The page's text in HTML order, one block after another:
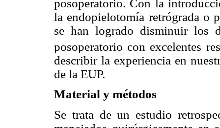
posoperatorio. Con la
la endopielotomía retrógrada o
se han logrado disminuir los
posoperatorio con excelentes
describir la experiencia en
de la EUP.
Material y métodos
Se trata de un estudio